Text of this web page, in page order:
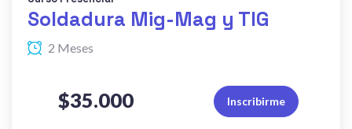
Soldadura Mig-Mag y TIG
2 Meses
$35.000 Inscribirme